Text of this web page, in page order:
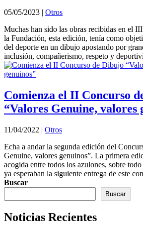
05/05/2023 | Otros
Muchas han sido las obras recibidas en el
la Fundación, esta edición, tenía como
del deporte en un dibujo apostando por
inclusión, compañerismo, respeto y
Comienza el II Concurso
“Valores Genuine, valores
11/04/2022 | Otros
Echa a andar la segunda edición del
Genuine, valores genuinos”. La primera
acogida entre todos los azulones, sobre
ya esperaban la siguiente entrega de este
Buscar
Buscar
Noticias Recientes